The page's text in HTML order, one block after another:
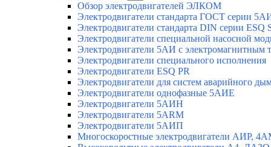
Обзор электродвигателей ЭЛКОМ
Электродвигатели стандарта ГОСТ серии
Электродвигатели стандарта DIN серии ESQ
Электродвигатели специальной насосной
Электродвигатели 5АИ с электромагнитным
Электродвигатели специального исполнения
Электродвигатели ESQ PR
Электродвигатели для систем аварийного
Электродвигатели однофазные 5АИЕ
Электродвигатели 5АИН
Электродвигатели 5АRМ
Электродвигатели 5АИП
Многоскоростные электродвигатели АИР,